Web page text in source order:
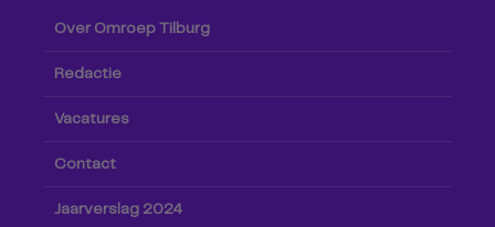
Over Omroep Tilburg
Redactie
Vacatures
Contact
Jaarverslag 2024